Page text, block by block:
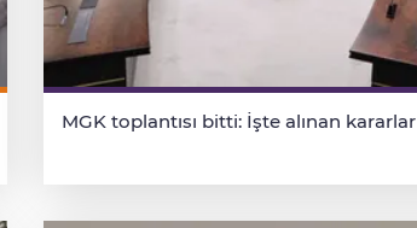
MGK toplantısı bitti: İşte alınan kararlar